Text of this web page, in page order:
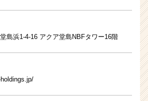
島浜1-4-16 アクア堂島NBFタワー16階